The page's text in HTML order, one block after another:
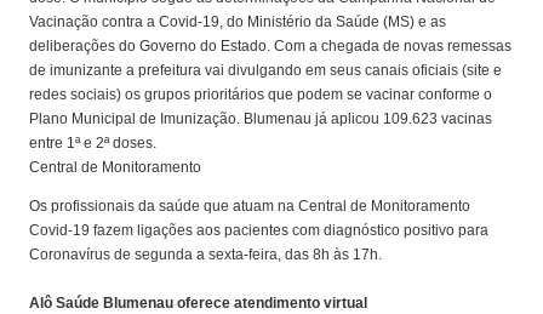
Vacinação contra a Covid-19, do Ministério da Saúde (MS) e as
deliberações do Governo do Estado. Com a chegada de novas remessas
de imunizante a prefeitura vai divulgando em seus canais oficiais (site e
redes sociais) os grupos prioritários que podem se vacinar conforme o
Plano Municipal de Imunização. Blumenau já aplicou 109.623 vacinas
entre 1ª e 2ª doses.
Central de Monitoramento
Os profissionais da saúde que atuam na Central de Monitoramento
Covid-19 fazem ligações aos pacientes com diagnóstico positivo para
Coronavírus de segunda a sexta-feira, das 8h às 17h.
Alô Saúde Blumenau oferece atendimento virtual